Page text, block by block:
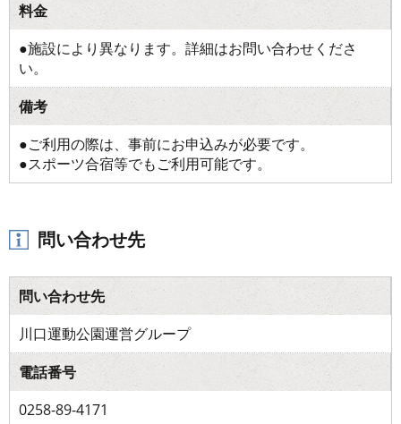
料金
●施設により異なります。詳細はお問い合わせくださ
い。
備考
●ご利用の際は、事前にお申込みが必要です。
●スポーツ合宿等でもご利用可能です。
問い合わせ先
問い合わせ先
川口運動公園運営グループ
電話番号
0258-89-4171